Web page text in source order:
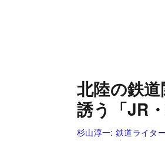
北陸の鉄
誘う「JR
杉山淳一: 鉄道ライター